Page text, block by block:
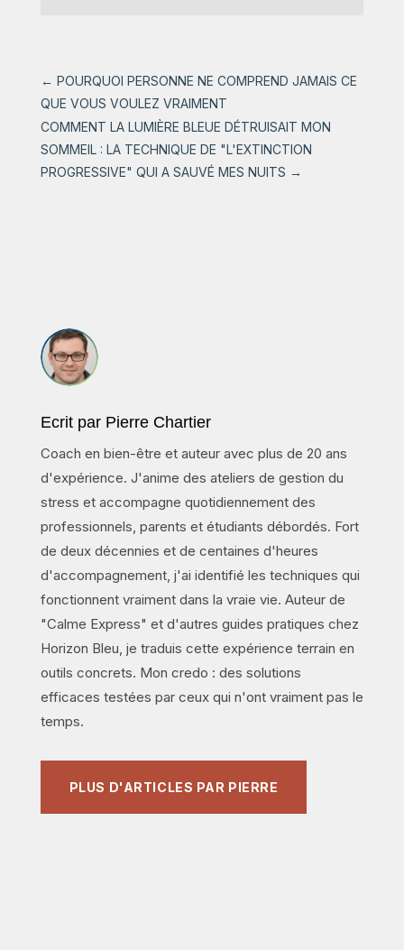
← POURQUOI PERSONNE NE COMPREND JAMAIS CE
QUE VOUS VOULEZ VRAIMENT
COMMENT LA LUMIÈRE BLEUE DÉTRUISAIT MON
SOMMEIL : LA TECHNIQUE DE "L'EXTINCTION
PROGRESSIVE" QUI A SAUVÉ MES NUITS →
Ecrit par Pierre Chartier
Coach en bien-être et auteur avec plus de 20 ans
d'expérience. J'anime des ateliers de gestion du
stress et accompagne quotidiennement des
professionnels, parents et étudiants débordés. Fort
de deux décennies et de centaines d'heures
d'accompagnement, j'ai identifié les techniques qui
fonctionnent vraiment dans la vraie vie. Auteur de
"Calme Express" et d'autres guides pratiques chez
Horizon Bleu, je traduis cette expérience terrain en
outils concrets. Mon credo : des solutions
efficaces testées par ceux qui n'ont vraiment pas le
temps.
PLUS D'ARTICLES PAR PIERRE